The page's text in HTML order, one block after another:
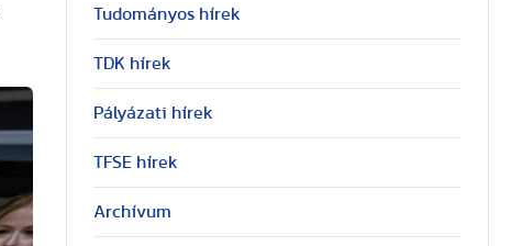
Tudományos hírek
TDK hírek
Pályázati hírek
TFSE hírek
Archívum